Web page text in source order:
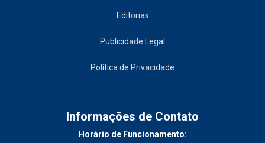
Editorias
Publicidade Legal
Política de Privacidade
Informações de Contato
Horário de Funcionamento: